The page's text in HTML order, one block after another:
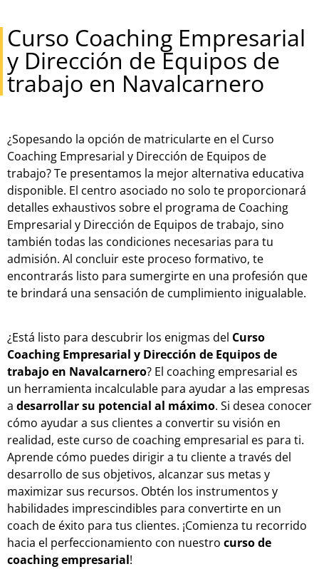
Curso Coaching Empresarial
y Dirección de Equipos de
trabajo en Navalcarnero
¿Sopesando la opción de matricularte en el Curso
Coaching Empresarial y Dirección de Equipos de
trabajo? Te presentamos la mejor alternativa educativa
disponible. El centro asociado no solo te proporcionará
detalles exhaustivos sobre el programa de Coaching
Empresarial y Dirección de Equipos de trabajo, sino
también todas las condiciones necesarias para tu
admisión. Al concluir este proceso formativo, te
encontrarás listo para sumergirte en una profesión que
te brindará una sensación de cumplimiento inigualable.
¿Está listo para descubrir los enigmas del Curso
Coaching Empresarial y Dirección de Equipos de
trabajo en Navalcarnero? El coaching empresarial es
un herramienta incalculable para ayudar a las empresas
a desarrollar su potencial al máximo. Si desea conocer
cómo ayudar a sus clientes a convertir su visión en
realidad, este curso de coaching empresarial es para ti.
Aprende cómo puedes dirigir a tu cliente a través del
desarrollo de sus objetivos, alcanzar sus metas y
maximizar sus recursos. Obtén los instrumentos y
habilidades imprescindibles para convertirte en un
coach de éxito para tus clientes. ¡Comienza tu recorrido
hacia el perfeccionamiento con nuestro curso de
coaching empresarial!